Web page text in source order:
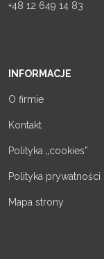
+48 12 649 14 83
INFORMACJE
O firmie
Kontakt
Polityka „cookies”
Polityka prywatności
Mapa strony